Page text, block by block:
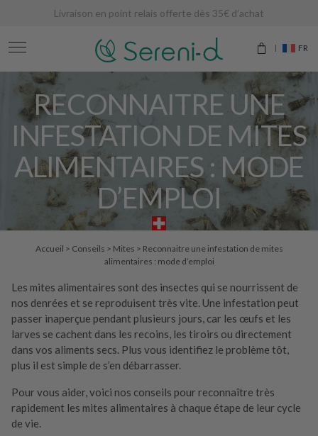
Livraison en point relais offerte dès 35€ d’achat
FR
RECONNAITRE UNE
INFESTATION DE MITES
ALIMENTAIRES : MODE
D’EMPLOI
Accueil > Conseils > Mites > Reconnaitre une infestation de mites
alimentaires : mode d’emploi
Les mites alimentaires sont des insectes qui se nourrissent de
nos denrées et se reproduisent très vite. Une infestation peut
passer inaperçue pendant plusieurs jours, car les œufs et les
larves se cachent dans les recoins, les tiroirs ou directement
dans vos aliments secs. Plus vous identifiez le problème tôt,
plus il est simple de s’en débarrasser.
Pour vous aider, voici nos conseils pour reconnaître très
rapidement les mites alimentaires à chaque étape de leur cycle
de vie.